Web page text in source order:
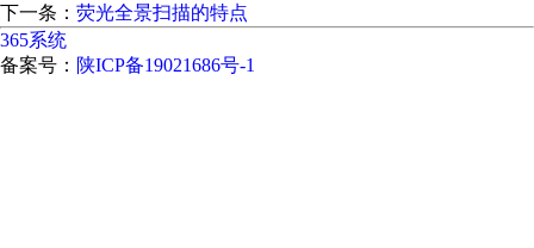
下一条： 荧光全景扫描的特点
365系统
备案号： 陕ICP备19021686号-1